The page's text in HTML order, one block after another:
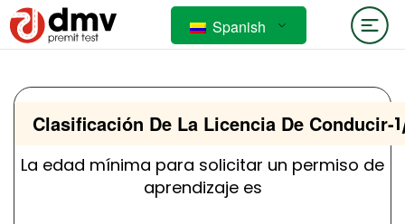
Spanish
Clasificación De La Licencia De Conducir-
La edad mínima para solicitar un permiso de
aprendizaje es